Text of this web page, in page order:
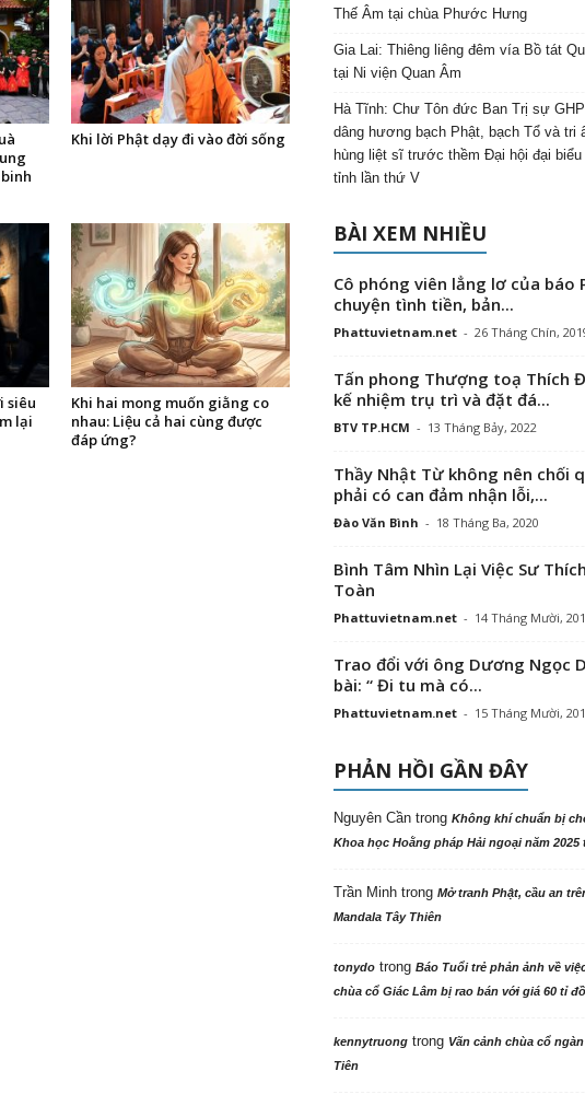
Khi lời Phật dạy đi vào đời sống
siêu
lại
Khi hai mong muốn giằng co
nhau: Liệu cả hai cùng được
đáp ứng?
Thế Âm tại chùa Phước Hưng
Gia Lai: Thiêng liêng đêm vía Bồ tát
tại Ni viện Quan Âm
Hà Tĩnh: Chư Tôn đức Ban Trị sự
dâng hương bạch Phật, bạch Tổ và tri
hùng liệt sĩ trước thềm Đại hội đại biểu
tỉnh lần thứ V
BÀI XEM NHIỀU
Cô phóng viên lẳng lơ của báo
chuyện tình tiền, bản...
Phattuvietnam.net - 26 Tháng Chín,
Tấn phong Thượng toạ Thích
kế nhiệm trụ trì và đặt đá...
BTV TP.HCM - 13 Tháng Bảy, 2022
Thầy Nhật Từ không nên chối
phải có can đảm nhận lỗi,...
Đào Văn Bình - 18 Tháng Ba, 2020
Bình Tâm Nhìn Lại Việc Sư
Toàn
Phattuvietnam.net - 14 Tháng Mười,
Trao đổi với ông Dương Ngọc
bài: “ Đi tu mà có...
Phattuvietnam.net - 15 Tháng Mười,
PHẢN HỒI GẦN ĐÂY
Nguyên Cầntrong Không khí chuẩn bị
Khoa học Hoằng pháp Hải ngoại năm 2025
Trần Minhtrong Mở tranh Phật, cầu an
Mandala Tây Thiên
tonydotrong Báo Tuổi trẻ phản ảnh về
chùa cổ Giác Lâm bị rao bán với giá 60 tỉ
kennytruongtrong Vãn cảnh chùa cổ
Tiên